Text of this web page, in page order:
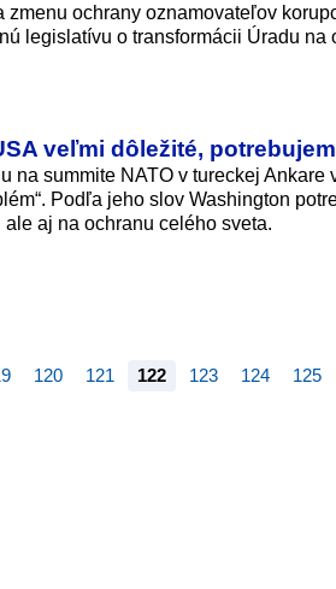
ochrany oznamovateľov
legislatívu o transformácii Úradu na
veľmi dôležité,
na summite NATO v tureckej Ankare
Podľa jeho slov Washington
aj na ochranu celého sveta.
120 121 122 123 124 125